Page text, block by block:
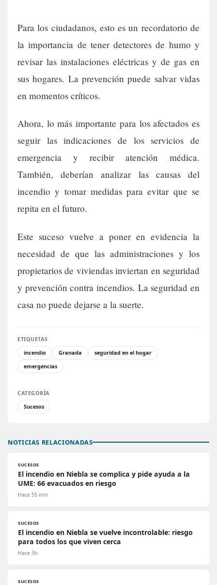
Para los ciudadanos, esto es un recordatorio de
la importancia de tener detectores de humo y
revisar las instalaciones eléctricas y de gas en
sus hogares. La prevención puede salvar vidas
en momentos críticos.
Ahora, lo más importante para los afectados es
seguir las indicaciones de los servicios de
emergencia y recibir atención médica.
También, deberían analizar las causas del
incendio y tomar medidas para evitar que se
repita en el futuro.
Este suceso vuelve a poner en evidencia la
necesidad de que las administraciones y los
propietarios de viviendas inviertan en seguridad
y prevención contra incendios. La seguridad en
casa no puede dejarse a la suerte.
ETIQUETAS
incendio
Granada
seguridad en el hogar
emergencias
CATEGORÍA
Sucesos
NOTICIAS RELACIONADAS
SUCESOS
El incendio en Niebla se complica y pide ayuda a la
UME: 66 evacuados en riesgo
Hace 55 min
SUCESOS
El incendio en Niebla se vuelve incontrolable: riesgo
para todos los que viven cerca
Hace 3h
SUCESOS